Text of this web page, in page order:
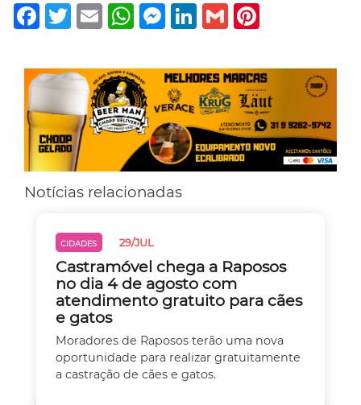
Facebook
TwitterEmail WhatsAppMessenger
LinkedIn
Gmail
Notícias relacionadas
CIDADES 29/JUL
Castramóvel chega a Raposos
no dia 4 de agosto com
atendimento gratuito para cães
e gatos
Moradores de Raposos terão uma nova
oportunidade para realizar gratuitamente
a castração de cães e gatos.